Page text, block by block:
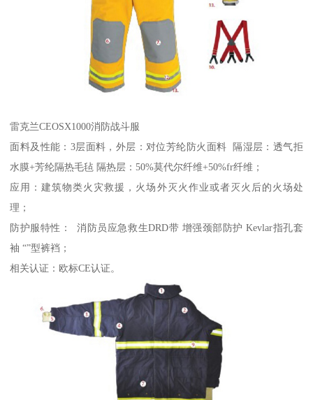
雷克兰CEOSX1000消防战斗服
面料及性能：3层面料，外层：对位芳纶防火面料 隔湿层：透气拒
水膜+芳纶隔热毛毡 隔热层：50%莫代尔纤维+50%fr纤维；
应用：建筑物类火灾救援，火场外灭火作业或者灭火后的火场处
理；
防护服特性： 消防员应急救生DRD带 增强颈部防护 Kevlar指孔套
袖 “”型裤裆；
相关认证：欧标CE认证。